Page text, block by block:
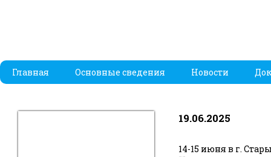
Главная Основные сведения Новости
19.06.2025
14-15 июня в г.